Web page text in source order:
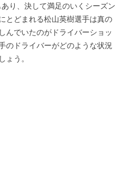
り、決して満足のいくシーズン
とどまれる松山英樹選手は真の
んでいたのがドライバーショッ
のドライバーがどのような状況
ょう。